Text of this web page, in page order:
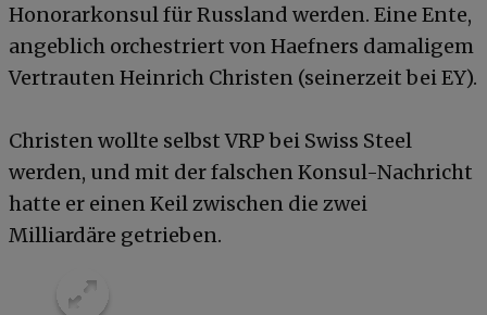
Honorarkonsul für Russland werden. Eine Ente,
angeblich orchestriert von Haefners damaligem
Vertrauten Heinrich Christen (seinerzeit bei EY).
Christen wollte selbst VRP bei Swiss Steel
werden, und mit der falschen Konsul-Nachricht
hatte er einen Keil zwischen die zwei
Milliardäre getrieben.